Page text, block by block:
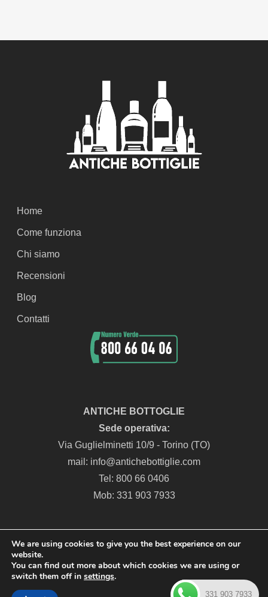
Home
Come funziona
Chi siamo
Recensioni
Blog
Contatti
ANTICHE BOTTOGLIE
Sede operativa:
Via Guglielminetti 10/9 - Torino (TO)
mail: info@antichebottiglie.com
Tel: 800 66 0406
Mob: 331 903 7933
Privacy Policy
EBW Consulting Spa - Corso Stati Uniti 41 10129, Torino, Italia -
We are using cookies to give you the best experience on our
website.
You can find out more about which cookies we are using or
switch them off in settings.
331 903 7933